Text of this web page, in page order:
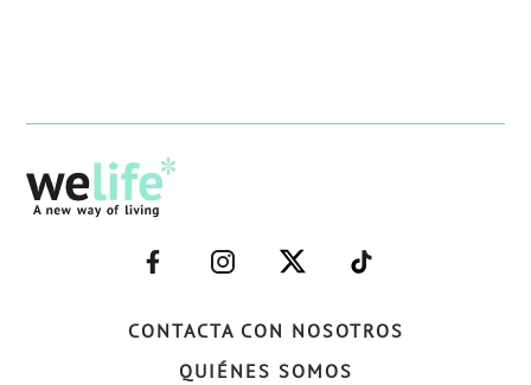
CONTACTA CON NOSOTROS
QUIÉNES SOMOS
–
FACEBOOK–
–
INSTAGRAM–
–
TWITTER–
–
WELIFE–